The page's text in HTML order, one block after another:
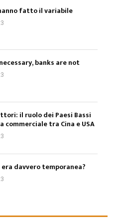
fatto il variabile
banks are not
il ruolo dei Paesi Bassi
commerciale tra Cina e USA
era davvero temporanea?